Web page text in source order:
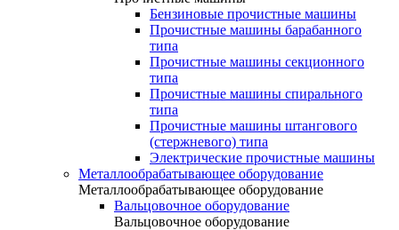
Бензиновые прочистные машины
Прочистные машины барабанного
типа
Прочистные машины секционного
типа
Прочистные машины спирального
типа
Прочистные машины штангового
(стержневого) типа
Электрические прочистные машины
Металлообрабатывающее оборудование
Металлообрабатывающее оборудование
Вальцовочное оборудование
Вальцовочное оборудование